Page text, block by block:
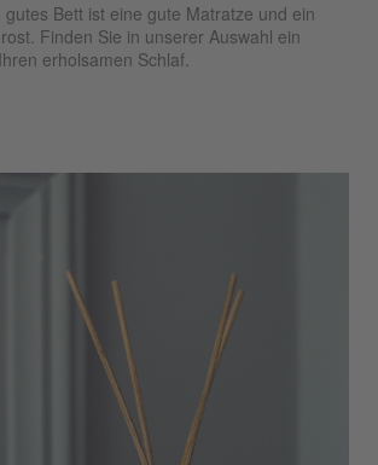
gutes Bett ist eine gute Matratze und ein
Finden Sie in unserer Auswahl ein
erholsamen Schlaf.